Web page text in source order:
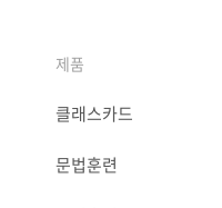
제품
클래스카드
문법훈련